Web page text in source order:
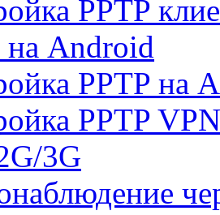
PPTP
на Android
PPTP на
PPTP
3G